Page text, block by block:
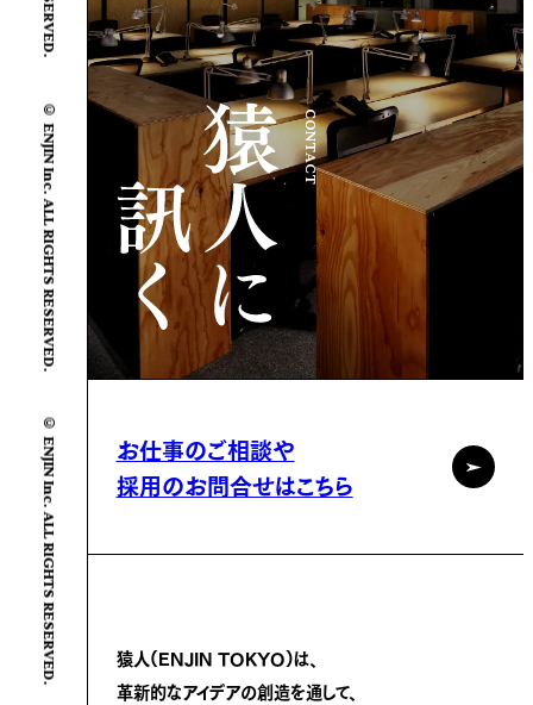
© ENJIN Inc. ALL RIGHTS RESERVED.
© ENJIN Inc. ALL RIGHTS RESERVED.
CONTACT
お仕事のご相談や
採用のお問合せはこちら
猿人(ENJIN TOKYO)は、
革新的なアイデアの創造を通して、